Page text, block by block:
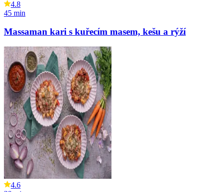
4.8
45 min
Massaman kari s kuřecím masem, kešu a rýží
4.6